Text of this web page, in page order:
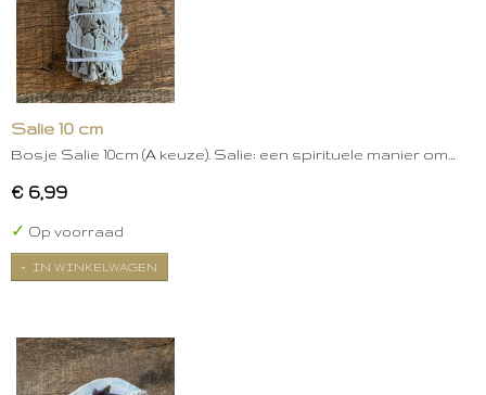
Salie 10 cm
Bosje Salie 10cm (A keuze). Salie: een spirituele manier om…
€ 6,99
✓ Op voorraad
IN WINKELWAGEN